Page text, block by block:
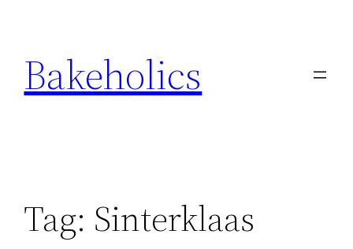
inhoud
Bakeholics
Tag: Sinterklaas